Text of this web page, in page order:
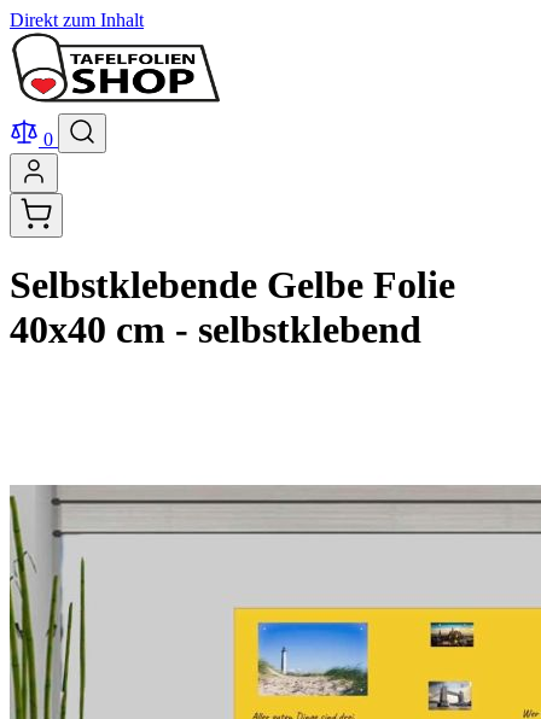
Direkt zum Inhalt
0
Selbstklebende Gelbe Folie
40x40 cm - selbstklebend